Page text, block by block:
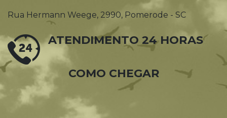
Rua Hermann Weege, 2990, Pomerode - SC
ATENDIMENTO 24 HORAS
COMO CHEGAR